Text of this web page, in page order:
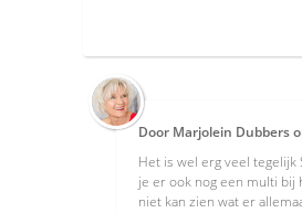
Door Marjolein Dubbers
Het is wel erg veel tegelijk
je er ook nog een multi bij
niet kan zien wat er